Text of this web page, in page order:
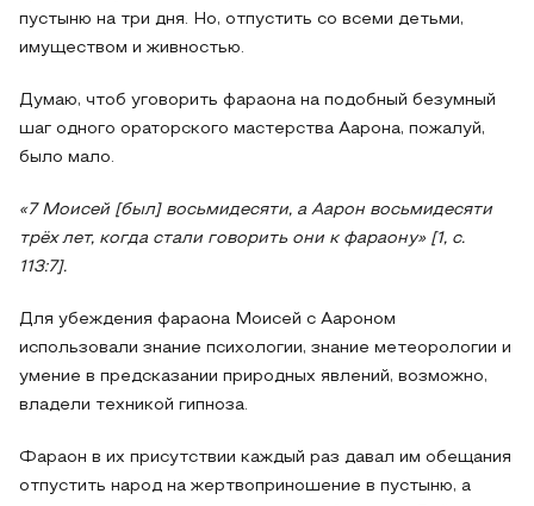
пустыню на три дня. Но, отпустить со всеми детьми,
имуществом и живностью.
Думаю, чтоб уговорить фараона на подобный безумный
шаг одного ораторского мастерства Аарона, пожалуй,
было мало.
«7 Моисей [был] восьмидесяти, а Аарон восьмидесяти
трёх лет, когда стали говорить они к фараону» [1, с.
113:7].
Для убеждения фараона Моисей с Аароном
использовали знание психологии, знание метеорологии и
умение в предсказании природных явлений, возможно,
владели техникой гипноза.
Фараон в их присутствии каждый раз давал им обещания
отпустить народ на жертвоприношение в пустыню, а